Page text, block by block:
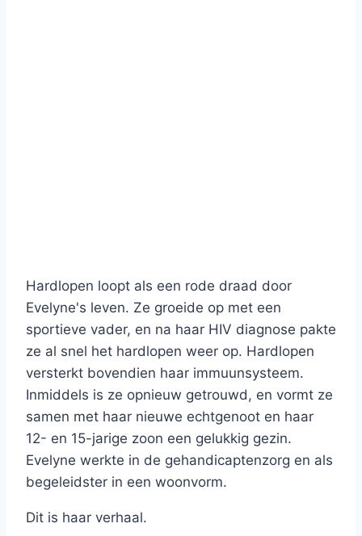
Hardlopen loopt als een rode draad door
Evelyne's leven. Ze groeide op met een
sportieve vader, en na haar HIV diagnose pakte
ze al snel het hardlopen weer op. Hardlopen
versterkt bovendien haar immuunsysteem.
Inmiddels is ze opnieuw getrouwd, en vormt ze
samen met haar nieuwe echtgenoot en haar
12- en 15-jarige zoon een gelukkig gezin.
Evelyne werkte in de gehandicaptenzorg en als
begeleidster in een woonvorm.
Dit is haar verhaal.